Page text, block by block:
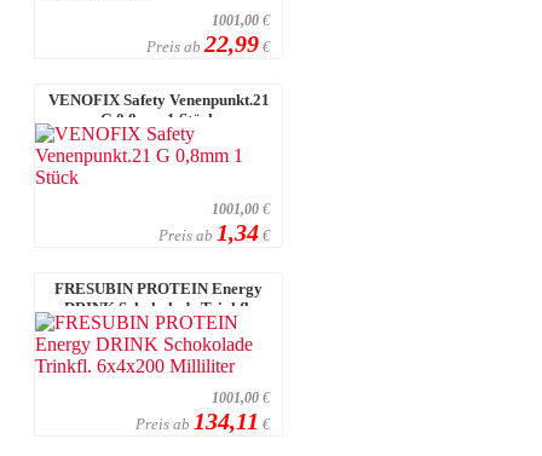
1001,00 €
Preis ab 22,99 €
VENOFIX Safety Venenpunkt.21
G 0,8mm 1 Stück
1001,00 €
Preis ab 1,34 €
FRESUBIN PROTEIN Energy
DRINK Schokolade Trinkfl.
6x4x200 Millil ...
1001,00 €
Preis ab 134,11 €